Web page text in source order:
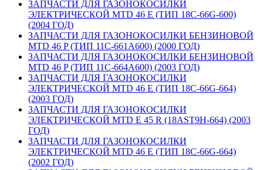
ЗАПЧАСТИ ДЛЯ ГАЗОНОКОСИЛКИ
ЭЛЕКТРИЧЕСКОЙ MTD 46 E (ТИП 18C-66G-600)
(2004 ГОД)
ЗАПЧАСТИ ДЛЯ ГАЗОНОКОСИЛКИ БЕНЗИНОВОЙ
MTD 46 P (ТИП 11C-661A600) (2000 ГОД)
ЗАПЧАСТИ ДЛЯ ГАЗОНОКОСИЛКИ БЕНЗИНОВОЙ
MTD 46 P (ТИП 11C-664A600) (2003 ГОД)
ЗАПЧАСТИ ДЛЯ ГАЗОНОКОСИЛКИ
ЭЛЕКТРИЧЕСКОЙ MTD 46 E (ТИП 18C-66G-664)
(2003 ГОД)
ЗАПЧАСТИ ДЛЯ ГАЗОНОКОСИЛКИ
ЭЛЕКТРИЧЕСКОЙ MTD E 45 R (18AST9H-664) (2003
ГОД)
ЗАПЧАСТИ ДЛЯ ГАЗОНОКОСИЛКИ
ЭЛЕКТРИЧЕСКОЙ MTD 46 E (ТИП 18C-66G-664)
(2002 ГОД)